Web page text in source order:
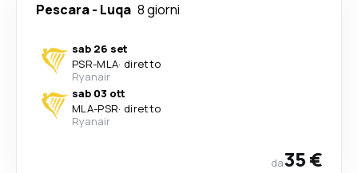
Pescara- Luqa 8 giorni
sab 26 set
PSR-MLA· diretto
Ryanair
sab 03 ott
MLA-PSR· diretto
Ryanair
da35 €